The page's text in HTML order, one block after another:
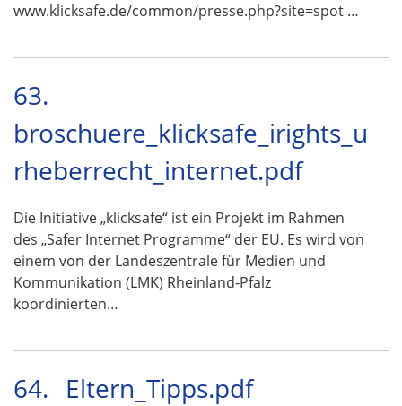
www.klicksafe.de/common/presse.php?site=spot …
63.
broschuere_klicksafe_irights_u
rheberrecht_internet.pdf
Die Initiative „klicksafe“ ist ein Projekt im Rahmen
des „Safer Internet Programme“ der EU. Es wird von
einem von der Landeszentrale für Medien und
Kommunikation (LMK) Rheinland-Pfalz
koordinierten…
64. Eltern_Tipps.pdf